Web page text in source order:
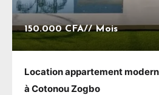
150.000 CFA// Mois
Location appartement
à Cotonou Zogbo